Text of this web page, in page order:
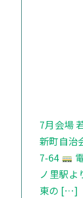
7月会場
新町自治
7-64
ノ里駅よ
東の […]